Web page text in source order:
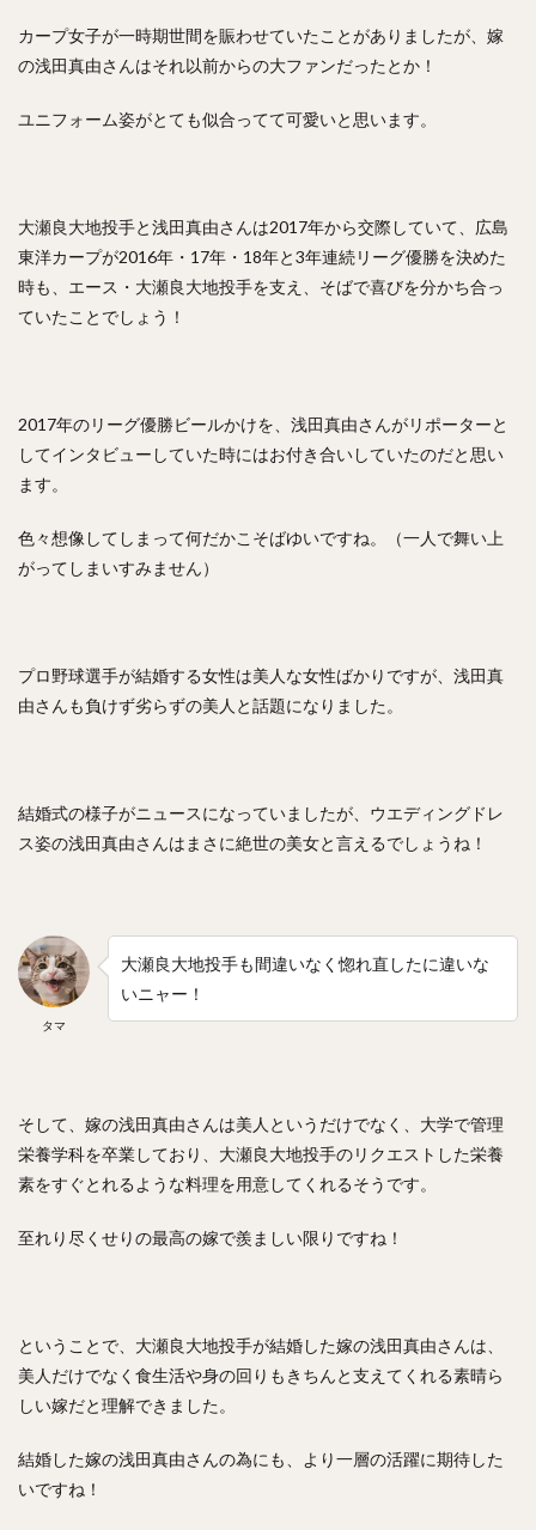
カープ女子が一時期世間を賑わせていたことがありましたが、嫁
の浅田真由さんはそれ以前からの大ファンだったとか！
ユニフォーム姿がとても似合ってて可愛いと思います。
大瀬良大地投手と浅田真由さんは2017年から交際していて、広島
東洋カープが2016年・17年・18年と3年連続リーグ優勝を決めた
時も、エース・大瀬良大地投手を支え、そばで喜びを分かち合っ
ていたことでしょう！
2017年のリーグ優勝ビールかけを、浅田真由さんがリポーターと
してインタビューしていた時にはお付き合いしていたのだと思い
ます。
色々想像してしまって何だかこそばゆいですね。（一人で舞い上
がってしまいすみません）
プロ野球選手が結婚する女性は美人な女性ばかりですが、浅田真
由さんも負けず劣らずの美人と話題になりました。
結婚式の様子がニュースになっていましたが、ウエディングドレ
ス姿の浅田真由さんはまさに絶世の美女と言えるでしょうね！
タマ
大瀬良大地投手も間違いなく惚れ直したに違いな
いニャー！
そして、嫁の浅田真由さんは美人というだけでなく、大学で管理
栄養学科を卒業しており、大瀬良大地投手のリクエストした栄養
素をすぐとれるような料理を用意してくれるそうです。
至れり尽くせりの最高の嫁で羨ましい限りですね！
ということで、大瀬良大地投手が結婚した嫁の浅田真由さんは、
美人だけでなく食生活や身の回りもきちんと支えてくれる素晴ら
しい嫁だと理解できました。
結婚した嫁の浅田真由さんの為にも、より一層の活躍に期待した
いですね！
阿部慎之助（あべしんのすけ）
高井雄平（たかいゆうへい）
西川龍馬（にしかわりょうま）
戸柱恭孝（とばしらやすたか）
井上広大（いのうえこうた）
島内宏明（しまうちひろあき）
大関友久（おおぜきともひさ）
増田陸（ますだりく）
藤本博史（ふじもとひろし）
松尾汐恩（まつおしおん）
石塚綜一郎（いしづかそういちろう）
川瀬晃（かわせひかる）
東浜巨（ひがしはまなお）
武田翔太（たけだしょうた）
高橋光成（たかはしこうな）
寺島成輝（てらしまなるき）
田中広輔（たなかこうすけ）
Tー岡田（ティーおかだ）
佐々木郎希（ささきろうき）
中島裕之（なかじまひろゆき）
高橋由伸（たかはしよしのぶ）
中谷将太（なかたに まさひろ）
落合博満（おちあいひろみつ）
ジュリスベル・グラシアル・ガルシア
嘉弥真新也（かやましんや）
寺原隼人（てらはらはやと）